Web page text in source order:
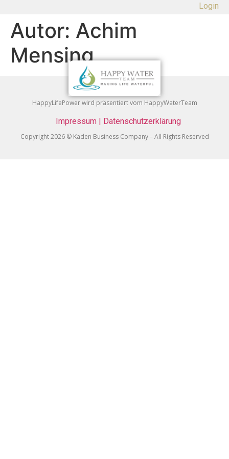
Login
Autor: Achim
Mensing
HappyLifePower wird präsentiert vom HappyWaterTeam
Impressum | Datenschutzerklärung
Copyright 2026 © Kaden Business Company – All Rights Reserved